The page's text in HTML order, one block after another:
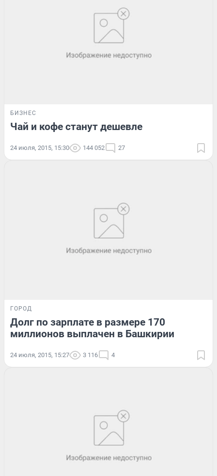
БИЗНЕС
Чай и кофе станут дешевле
24 июля, 2015, 15:30 144 052 27
ГОРОД
Долг по зарплате в размере 170
миллионов выплачен в Башкирии
24 июля, 2015, 15:27 3 116 4